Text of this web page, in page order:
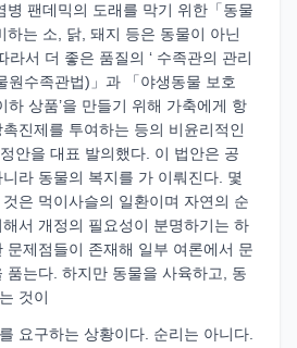
병 팬데믹의 도래를 막기 위한「동물
하는 소, 닭, 돼지 등은 동물이 아닌
라서 더 좋은 품질의 ‘ 수족관의 관리
원수족관법)」과 「야생동물 보호
하 상품’을 만들기 위해 가축에게 항
진제를 투여하는 등의 비윤리적인
안을 대표 발의했다. 이 법안은 공
라 동물의 복지를 가 이뤄진다. 몇
은 먹이사슬의 일환이며 자연의 순
서 개정의 필요성이 분명하기는 하
문제점들이 존재해 일부 여론에서 문
품는다. 하지만 동물을 사육하고, 동
것이
요구하는 상황이다. 순리는 아니다.